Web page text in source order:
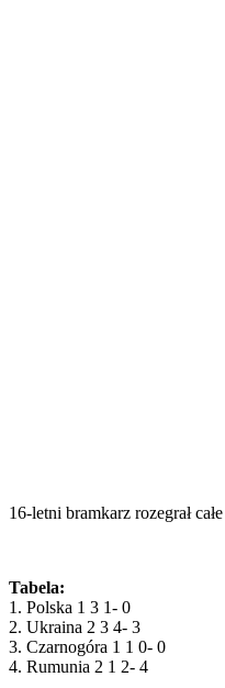
16-letni bramkarz rozegrał
Tabela:
1. Polska 1 3 1- 0
2. Ukraina 2 3 4- 3
3. Czarnogóra 1 1 0- 0
4. Rumunia 2 1 2- 4